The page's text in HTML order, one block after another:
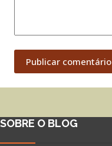
Publicar comentário
SOBRE O BLOG